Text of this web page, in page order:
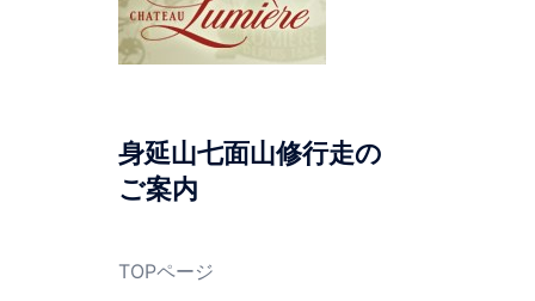
身延山七面山修行走の
ご案内
TOPページ